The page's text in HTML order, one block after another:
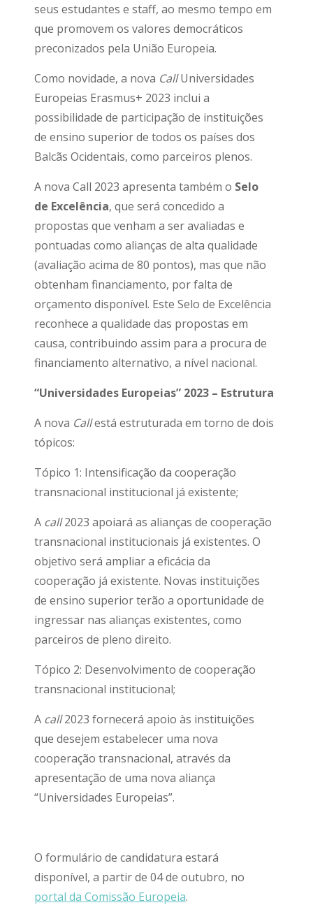
seus estudantes e staff, ao mesmo tempo em
que promovem os valores democráticos
preconizados pela União Europeia.
Como novidade, a nova CallUniversidades
Europeias Erasmus+ 2023 inclui a
possibilidade de participação de instituições
de ensino superior de todos os países dos
Balcãs Ocidentais, como parceiros plenos.
A nova Call 2023 apresenta também o Selo
de Excelência, que será concedido a
propostas que venham a ser avaliadas e
pontuadas como alianças de alta qualidade
(avaliação acima de 80 pontos), mas que não
obtenham financiamento, por falta de
orçamento disponível. Este Selo de Excelência
reconhece a qualidade das propostas em
causa, contribuindo assim para a procura de
financiamento alternativo, a nível nacional.
“Universidades Europeias” 2023 – Estrutura
A nova Callestá estruturada em torno de dois
tópicos:
Tópico 1: Intensificação da cooperação
transnacional institucional já existente;
A call2023 apoiará as alianças de cooperação
transnacional institucionais já existentes. O
objetivo será ampliar a eficácia da
cooperação já existente. Novas instituições
de ensino superior terão a oportunidade de
ingressar nas alianças existentes, como
parceiros de pleno direito.
Tópico 2: Desenvolvimento de cooperação
transnacional institucional;
A call2023 fornecerá apoio às instituições
que desejem estabelecer uma nova
cooperação transnacional, através da
apresentação de uma nova aliança
“Universidades Europeias”.
O formulário de candidatura estará
disponível, a partir de 04 de outubro, no
portal da Comissão Europeia.